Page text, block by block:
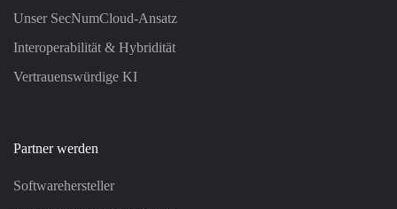
Unser SecNumCloud-Ansatz
Interoperabilität & Hybridität
Vertrauenswürdige KI
Partner werden
Softwarehersteller